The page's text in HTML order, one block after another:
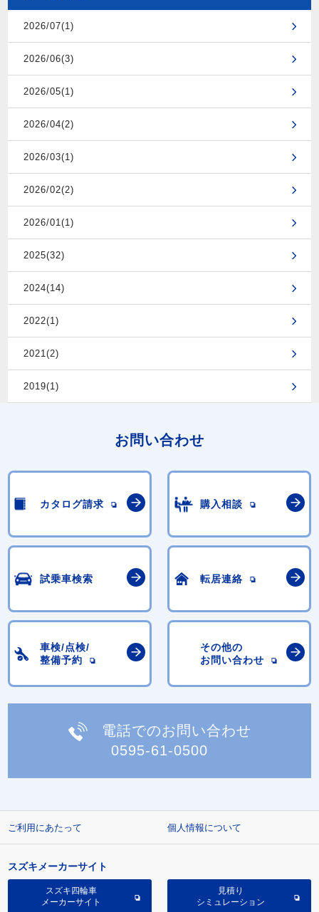
2026/07(1)
2026/06(3)
2026/05(1)
2026/04(2)
2026/03(1)
2026/02(2)
2026/01(1)
2025(32)
2024(14)
2022(1)
2021(2)
2019(1)
お問い合わせ
カタログ請求 購入相談
試乗車検索 転居連絡
車検/点検/
整備予約
その他の
お問い合わせ
電話でのお問い合わせ
0595-61-0500
ご利用にあたって 個人情報について
スズキメーカーサイト
スズキ四輪車
メーカーサイト
見積り
シミュレーション